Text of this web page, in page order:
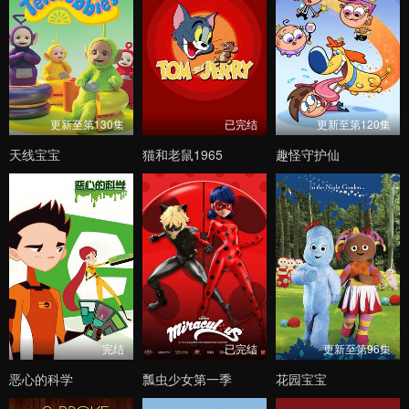
更新至第130集
天线宝宝
已完结
猫和老鼠1965
更新至第120集
趣怪守护仙
完结
恶心的科学
已完结
瓢虫少女第一季
更新至第96集
花园宝宝